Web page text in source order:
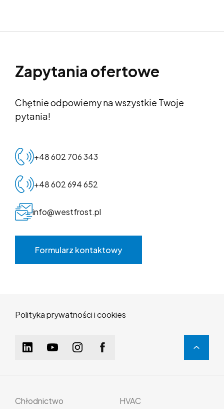
Zapytania ofertowe
Chętnie odpowiemy na wszystkie Twoje
pytania!
+48 602 706 343
+48 602 694 652
info@westfrost.pl
Formularz kontaktowy
Polityka prywatności i cookies
Chłodnictwo HVAC